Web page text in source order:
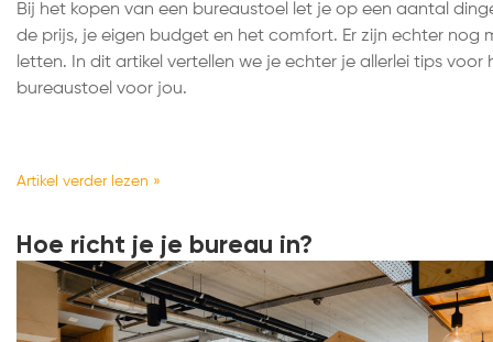
Bij het kopen van een bureaustoel let je op een aantal
de prijs, je eigen budget en het comfort. Er zijn echter nog
letten. In dit artikel vertellen we je echter je allerlei tips voor
bureaustoel voor jou.
Artikel verder lezen »
Hoe richt je je bureau in?